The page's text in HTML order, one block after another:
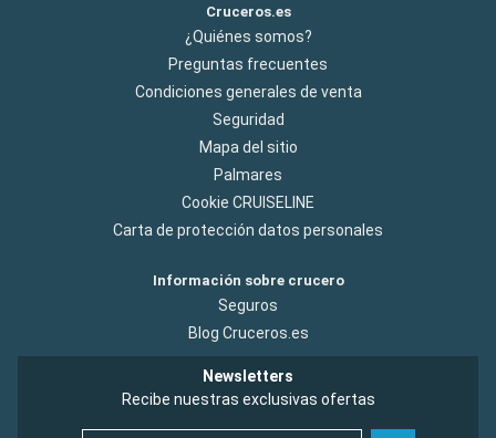
Cruceros.es
¿Quiénes somos?
Preguntas frecuentes
Condiciones generales de venta
Seguridad
Mapa del sitio
Palmares
Cookie CRUISELINE
Carta de protección datos personales
Información sobre crucero
Seguros
Blog Cruceros.es
Newsletters
Recibe nuestras exclusivas ofertas